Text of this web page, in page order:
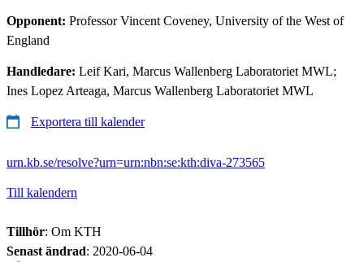
Opponent: Professor Vincent Coveney, University of the West of
England
Handledare: Leif Kari, Marcus Wallenberg Laboratoriet MWL;
Ines Lopez Arteaga, Marcus Wallenberg Laboratoriet MWL
Exportera till kalender
urn.kb.se/resolve?urn=urn:nbn:se:kth:diva-273565
Till kalendern
Tillhör: Om KTH
Senast ändrad: 2020-06-04